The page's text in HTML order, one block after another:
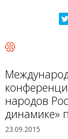
народов
динамике»
23.09.2015